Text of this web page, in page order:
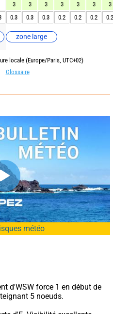
zone large
3 3 3 3 3 3
3
0.3 0.3 0.3 0.2 0.2 0.2 0.2
locale (Europe/Paris, UTC+02)
Glossaire
météo
d'WSW force 1 en début de
5 noeuds.